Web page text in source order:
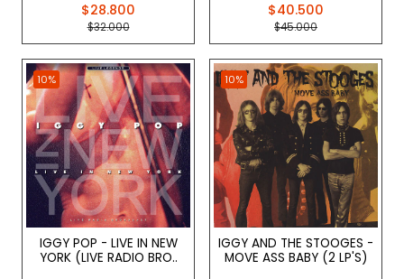
$28.800
$32.000
$40.500
$45.000
10%
IGGY POP - LIVE IN NEW
YORK (LIVE RADIO BRO..
10%
IGGY AND THE STOOGES -
MOVE ASS BABY (2 LP'S)